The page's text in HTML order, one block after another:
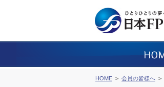
HOME 会員の皆様へ